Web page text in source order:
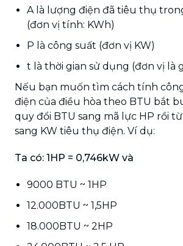
A là lượng điện đã tiêu thụ
(đơn vị tính: KWh)
P là công suất (đơn vị KW)
t là thời gian sử dụng (đơn vị là
Nếu bạn muốn tìm cách tính
điện của điều hòa theo BTU bắt
quy đổi BTU sang mã lực HP rồi
sang KW tiêu thụ điện. Ví dụ:
Ta có: 1HP = 0,746kW và
9000 BTU ~ 1HP
12.000BTU ~ 1,5HP
18.000BTU ~ 2HP